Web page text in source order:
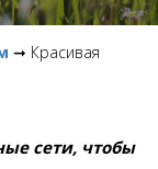
➞ Красивая
сети, чтобы